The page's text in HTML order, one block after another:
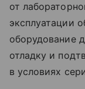
от
эксплуатации
оборудование
отладку и
в условиях